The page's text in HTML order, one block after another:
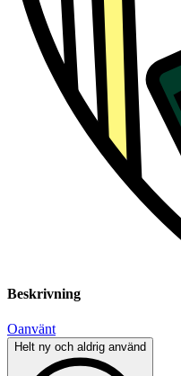
Beskrivning
Oanvänt
Helt ny och aldrig använd